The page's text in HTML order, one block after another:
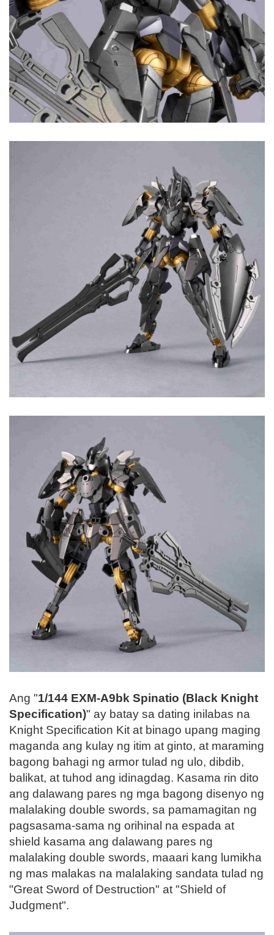
Ang "1/144 EXM-A9bk Spinatio (Black Knight
Specification)" ay batay sa dating inilabas na
Knight Specification Kit at binago upang maging
maganda ang kulay ng itim at ginto, at maraming
bagong bahagi ng armor tulad ng ulo, dibdib,
balikat, at tuhod ang idinagdag. Kasama rin dito
ang dalawang pares ng mga bagong disenyo ng
malalaking double swords, sa pamamagitan ng
pagsasama-sama ng orihinal na espada at
shield kasama ang dalawang pares ng
malalaking double swords, maaari kang lumikha
ng mas malakas na malalaking sandata tulad ng
"Great Sword of Destruction" at "Shield of
Judgment".